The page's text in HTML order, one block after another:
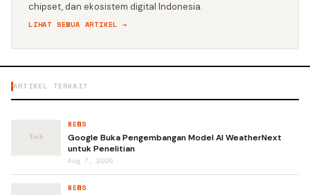
chipset, dan ekosistem digital Indonesia.
LIHAT SEMUA ARTIKEL →
ARTIKEL TERKAIT
NEWS
Google Buka Pengembangan Model AI WeatherNext
untuk Penelitian
Aug 7, 2026
NEWS